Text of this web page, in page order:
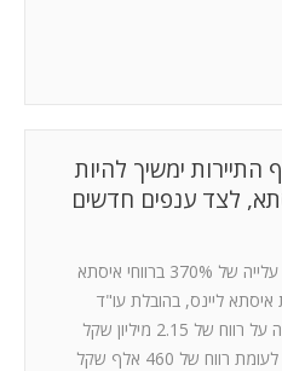
התיירות ימשיך להיות
לצד ענפים חדשים
הצלחה ל-עו"ד שמעון סיבוני – עלייה של 370% ברווחי איסתא
חברת איסתא ליינס, בהובלת עו"ד
שמעון סיבוני יו"ר איסתא, דיווחה על רווח של 2.15 מיליון שקל
ברבעון הראשון של 2005, זאת לעומת רווח של 460 אלף שקל